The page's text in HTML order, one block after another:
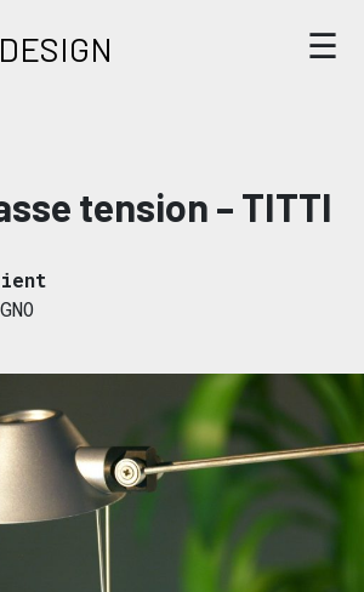
DESIGN ☰
projets
contacter
tension – TITTI